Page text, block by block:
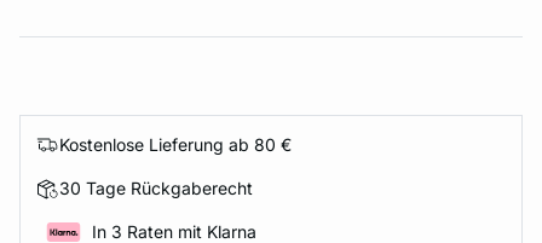
Kostenlose Lieferung ab 80 €
30 Tage Rückgaberecht
In 3 Raten mit Klarna